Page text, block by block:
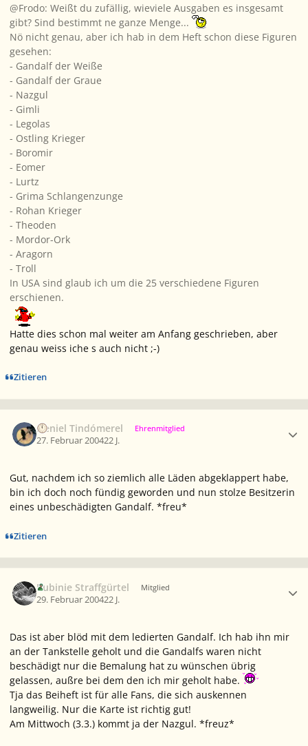
@Frodo: Weißt du zufällig, wieviele Ausgaben es insgesamt
gibt? Sind bestimmt ne ganze Menge...
Nö nicht genau, aber ich hab in dem Heft schon diese Figuren
gesehen:
- Gandalf der Weiße
- Gandalf der Graue
- Nazgul
- Gimli
- Legolas
- Ostling Krieger
- Boromir
- Eomer
- Lurtz
- Grima Schlangenzunge
- Rohan Krieger
- Theoden
- Mordor-Ork
- Aragorn
- Troll
In USA sind glaub ich um die 25 verschiedene Figuren
erschienen.
Hatte dies schon mal weiter am Anfang geschrieben, aber
genau weiss iche s auch nicht ;-)
Zitieren
Neniel Tindómerel Ehrenmitglied
27. Februar 200422 J.
Gut, nachdem ich so ziemlich alle Läden abgeklappert habe,
bin ich doch noch fündig geworden und nun stolze Besitzerin
eines unbeschädigten Gandalf. *freu*
Zitieren
Rubinie Straffgürtel Mitglied
29. Februar 200422 J.
Das ist aber blöd mit dem ledierten Gandalf. Ich hab ihn mir
an der Tankstelle geholt und die Gandalfs waren nicht
beschädigt nur die Bemalung hat zu wünschen übrig
gelassen, außre bei dem den ich mir geholt habe.
Tja das Beiheft ist für alle Fans, die sich auskennen
langweilig. Nur die Karte ist richtig gut!
Am Mittwoch (3.3.) kommt ja der Nazgul. *freuz*